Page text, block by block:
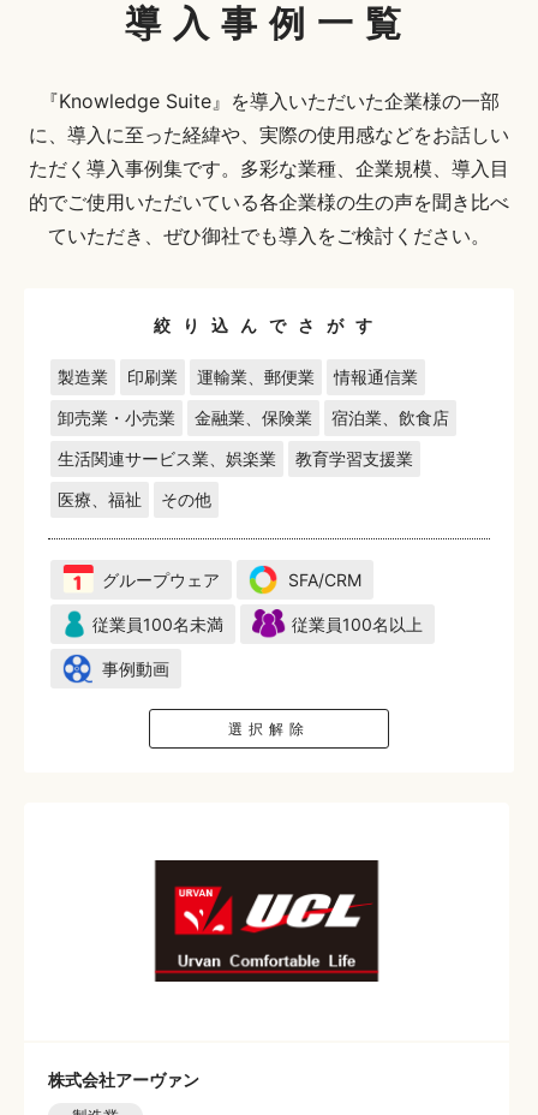
導入事例一覧
『Knowledge Suite』を導入いただいた企業様の一部
に、導入に至った経緯や、実際の使用感などをお話しい
ただく導入事例集です。多彩な業種、企業規模、導入目
的でご使用いただいている各企業様の生の声を聞き比べ
ていただき、ぜひ御社でも導入をご検討ください。
絞り込んでさがす
製造業 印刷業 運輸業、郵便業
情報通信業
卸売業・小売業
金融業、保険業
宿泊業、飲食店
生活関連サービス業、娯楽業
教育学習支援業
医療、福祉
その他
グループウェア SFA/CRM
従業員100名未満 従業員100名以上
事例動画
選択解除
株式会社アーヴァン